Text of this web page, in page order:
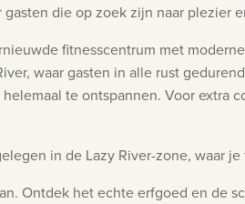
die op zoek zijn naar
fitnesscentrum met
waar gasten in alle rust
te ontspannen. Voor
in de Lazy River-zone, waar
Ontdek het echte erfgoed en de